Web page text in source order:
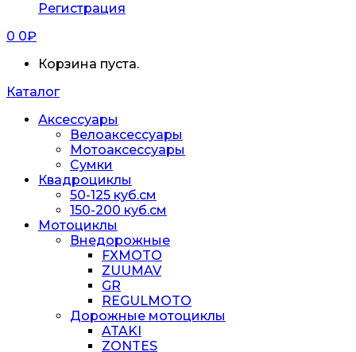
Регистрация
0 0₽
Корзина пуста.
Каталог
Аксессуары
Велоаксессуары
Мотоаксессуары
Сумки
Квадроциклы
50-125 куб.см
150-200 куб.см
Мотоциклы
Внедорожные
FXMOTO
ZUUMAV
GR
REGULMOTO
Дорожные мотоциклы
ATAKI
ZONTES